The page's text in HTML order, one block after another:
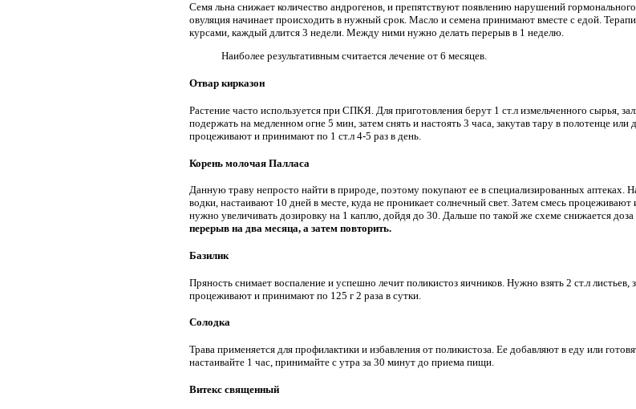
Семя льна снижает количество андрогенов, и препятствуют появлению нарушений
овуляция начинает происходить в нужный срок. Масло и семена принимают вместе с едой.
курсами, каждый длится 3 недели. Между ними нужно делать перерыв в 1 неделю.
Наиболее результативным считается лечение от 6 месяцев.
Отвар кирказон
Растение часто используется при СПКЯ. Для приготовления берут 1 ст.л измельченного сырья,
подержать на медленном огне 5 мин, затем снять и настоять 3 часа, закутав тару в полотенце
процеживают и принимают по 1 ст.л 4-5 раз в день.
Корень молочая Палласа
Данную траву непросто найти в природе, поэтому покупают ее в специализированных аптеках.
водки, настаивают 10 дней в месте, куда не проникает солнечный свет. Затем смесь
нужно увеличивать дозировку на 1 каплю, дойдя до 30. Дальше по такой же схеме снижается доза
перерыв на два месяца, а затем повторить.
Базилик
Пряность снимает воспаление и успешно лечит поликистоз яичников. Нужно взять 2 ст.л листьев,
процеживают и принимают по 125 г 2 раза в сутки.
Солодка
Трава применяется для профилактики и избавления от поликистоза. Ее добавляют в еду или
настаивайте 1 час, принимайте с утра за 30 минут до приема пищи.
Витекс священный